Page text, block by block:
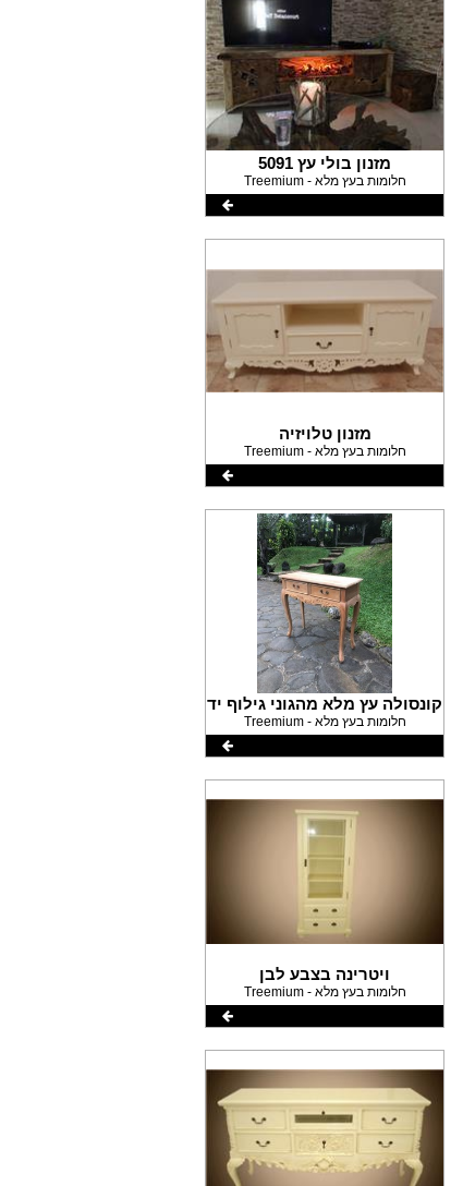
מזנון בולי עץ 5091
Treemium - חלומות בעץ מלא
מזנון טלויזיה
Treemium - חלומות בעץ מלא
קונסולה עץ מלא מהגוני גילוף יד
Treemium - חלומות בעץ מלא
ויטרינה בצבע לבן
Treemium - חלומות בעץ מלא